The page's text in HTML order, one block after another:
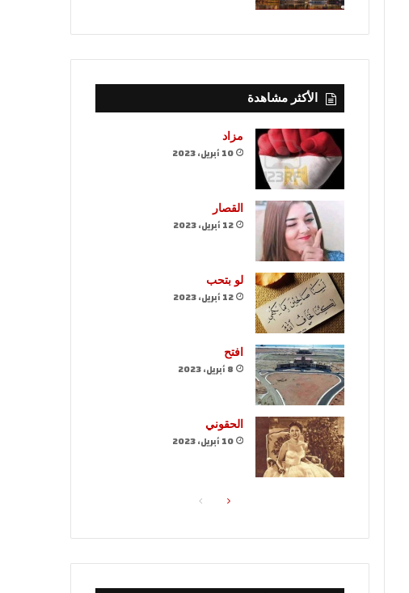
الأكثر مشاهدة
مزاد
10 أبريل، 2023
القصار
12 أبريل، 2023
لو بتحب
12 أبريل، 2023
افتح
8 أبريل، 2023
الحقوني
10 أبريل، 2023
الصفحةالصفحة